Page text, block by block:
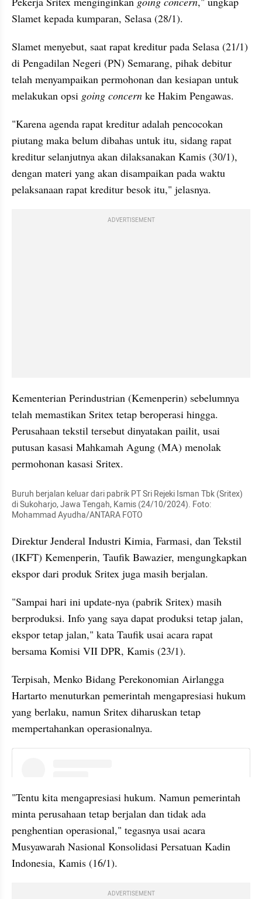
Slamet kepada kumparan, Selasa (28/1).
Slamet menyebut, saat rapat kreditur pada Selasa (21/1)
di Pengadilan Negeri (PN) Semarang, pihak debitur
telah menyampaikan permohonan dan kesiapan untuk
melakukan opsi going concern ke Hakim Pengawas.
"Karena agenda rapat kreditur adalah pencocokan
piutang maka belum dibahas untuk itu, sidang rapat
kreditur selanjutnya akan dilaksanakan Kamis (30/1),
dengan materi yang akan disampaikan pada waktu
pelaksanaan rapat kreditur besok itu," jelasnya.
ADVERTISEMENT
Kementerian Perindustrian (Kemenperin) sebelumnya
telah memastikan Sritex tetap beroperasi hingga.
Perusahaan tekstil tersebut dinyatakan pailit, usai
putusan kasasi Mahkamah Agung (MA) menolak
permohonan kasasi Sritex.
Buruh berjalan keluar dari pabrik PT Sri Rejeki Isman Tbk (Sritex)
di Sukoharjo, Jawa Tengah, Kamis (24/10/2024). Foto:
Mohammad Ayudha/ANTARA FOTO
Direktur Jenderal Industri Kimia, Farmasi, dan Tekstil
(IKFT) Kemenperin, Taufik Bawazier, mengungkapkan
ekspor dari produk Sritex juga masih berjalan.
"Sampai hari ini update-nya (pabrik Sritex) masih
berproduksi. Info yang saya dapat produksi tetap jalan,
ekspor tetap jalan," kata Taufik usai acara rapat
bersama Komisi VII DPR, Kamis (23/1).
Terpisah, Menko Bidang Perekonomian Airlangga
Hartarto menuturkan pemerintah mengapresiasi hukum
yang berlaku, namun Sritex diharuskan tetap
mempertahankan operasionalnya.
"Tentu kita mengapresiasi hukum. Namun pemerintah
minta perusahaan tetap berjalan dan tidak ada
penghentian operasional," tegasnya usai acara
Musyawarah Nasional Konsolidasi Persatuan Kadin
Indonesia, Kamis (16/1).
ADVERTISEMENT